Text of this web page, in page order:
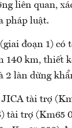
liên quan,
pháp luật.
đoạn 1) có
140 km, thiết
2 làn dừng
tài trợ
tài trợ (Km65